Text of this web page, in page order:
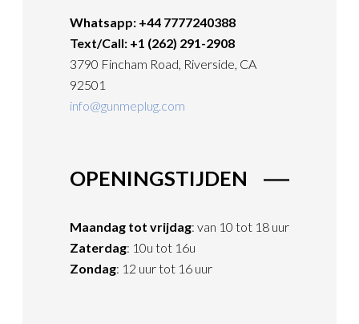
Whatsapp: +44 7777240388
Text/Call: +1 (262) 291-2908
3790 Fincham Road, Riverside, CA
92501
info@gunmeplug.com
OPENINGSTIJDEN
Maandag tot vrijdag: van 10 tot 18 uur
Zaterdag: 10u tot 16u
Zondag: 12 uur tot 16 uur